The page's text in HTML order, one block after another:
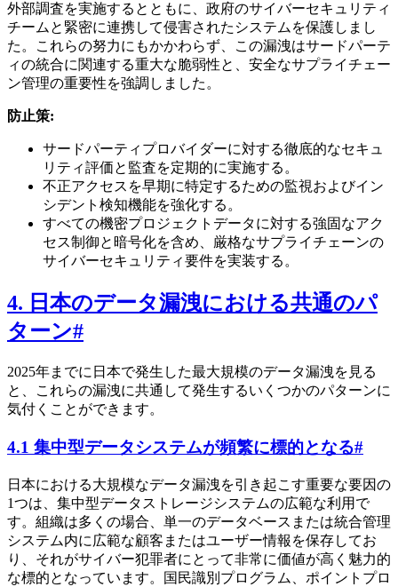
外部調査を実施するとともに、政府のサイバーセキュリティ
チームと緊密に連携して侵害されたシステムを保護しまし
た。これらの努力にもかかわらず、この漏洩はサードパーテ
ィの統合に関連する重大な脆弱性と、安全なサプライチェー
ン管理の重要性を強調しました。
防止策:
サードパーティプロバイダーに対する徹底的なセキュ
リティ評価と監査を定期的に実施する。
不正アクセスを早期に特定するための監視およびイン
シデント検知機能を強化する。
すべての機密プロジェクトデータに対する強固なアク
セス制御と暗号化を含め、厳格なサプライチェーンの
サイバーセキュリティ要件を実装する。
4. 日本のデータ漏洩における共通のパ
ターン#
2025年までに日本で発生した最大規模のデータ漏洩を見る
と、これらの漏洩に共通して発生するいくつかのパターンに
気付くことができます。
4.1 集中型データシステムが頻繁に標的となる#
日本における大規模なデータ漏洩を引き起こす重要な要因の
1つは、集中型データストレージシステムの広範な利用で
す。組織は多くの場合、単一のデータベースまたは統合管理
システム内に広範な顧客またはユーザー情報を保存してお
り、それがサイバー犯罪者にとって非常に価値が高く魅力的
な標的となっています。国民識別プログラム、ポイントプロ